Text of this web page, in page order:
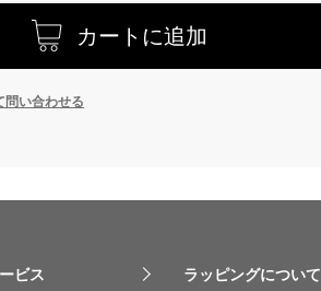
カートに追加
問い合わせる
ビス ラッピングについて